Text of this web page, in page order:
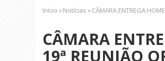
Trilha
navegação
Início »Notícias »CÂMARA ENTREGA
CÂMARA
19ª REUNIÃO